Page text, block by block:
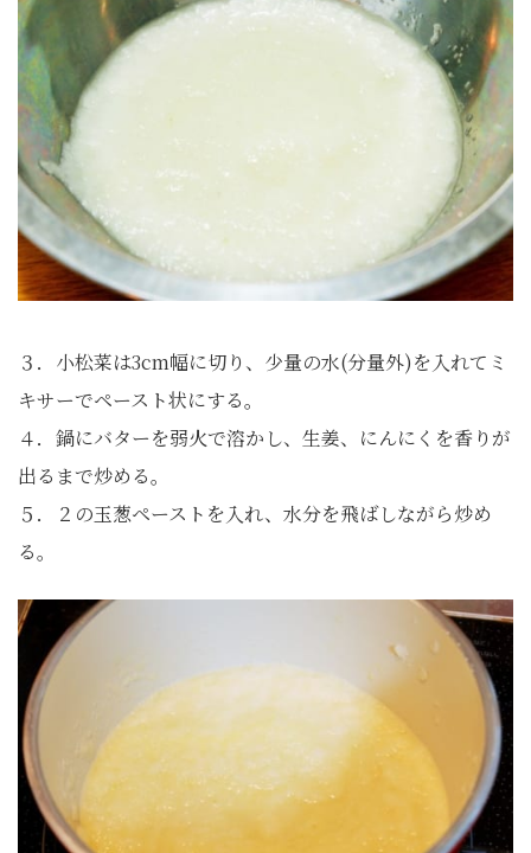
３．小松菜は3cm幅に切り、少量の水(分量外)を入れてミ
キサーでペースト状にする。
４．鍋にバターを弱火で溶かし、生姜、にんにくを香りが
出るまで炒める。
５．２の玉葱ペーストを入れ、水分を飛ばしながら炒め
る。